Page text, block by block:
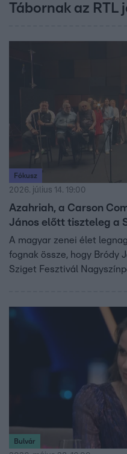
Tábornak az RTL
Fókusz
2026. július 14. 19:00
Azahriah, a Carson
János előtt tiszteleg a
A magyar zenei élet
fognak össze, hogy Bródy
Sziget Fesztivál
Bulvár